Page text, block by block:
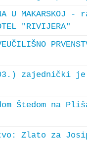
U
"RIVIJERA"
zajednički je
Štedom na
Zlato za